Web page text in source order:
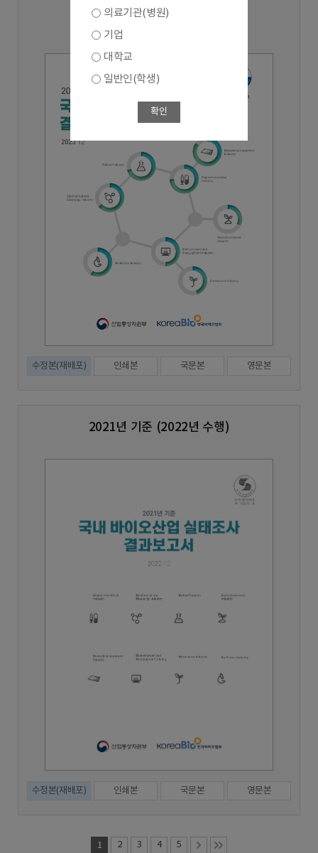
2022년 기준 (2023년 수행)
수정본(재배포) 인쇄본 국문본 영문본
2021년 기준 (2022년 수행)
수정본(재배포) 인쇄본 국문본 영문본
1 2 3 4 5
의료기관(병원)
기업
대학교
일반인(학생)
확인